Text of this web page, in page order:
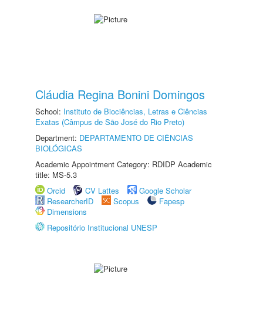
Cláudia Regina Bonini Domingos
School: Instituto de Biociências, Letras e Ciências
Exatas (Câmpus de São José do Rio Preto)
Department: DEPARTAMENTO DE CIÊNCIAS
BIOLÓGICAS
Academic Appointment Category: RDIDP Academic
title: MS-5.3
Orcid
CV Lattes
Google Scholar
ResearcherID
Scopus
Fapesp
Dimensions
Repositório Institucional UNESP